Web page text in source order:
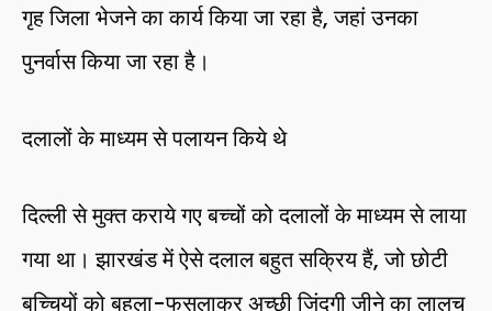
गृह जिला भेजने का कार्य किया जा रहा है, जहां उनका
पुनर्वास किया जा रहा है।
दलालों के माध्यम से पलायन किये थे
दिल्ली से मुक्त कराये गए बच्चों को दलालों के माध्यम से लाया
गया था। झारखंड में ऐसे दलाल बहुत सक्रिय हैं, जो छोटी
बच्चियों को बहला-फुसलाकर अच्छी जिंदगी जीने का लालच